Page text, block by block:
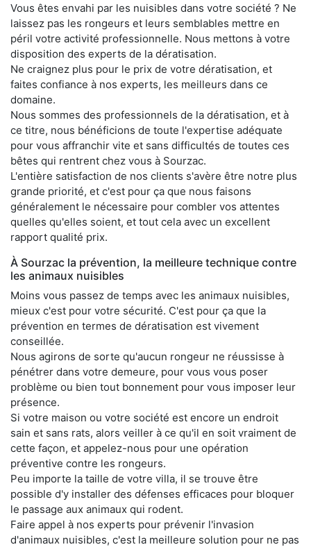
Vous êtes envahi par les nuisibles dans votre société ? Ne
laissez pas les rongeurs et leurs semblables mettre en
péril votre activité professionnelle. Nous mettons à votre
disposition des experts de la dératisation.
Ne craignez plus pour le prix de votre dératisation, et
faites confiance à nos experts, les meilleurs dans ce
domaine.
Nous sommes des professionnels de la dératisation, et à
ce titre, nous bénéficions de toute l'expertise adéquate
pour vous affranchir vite et sans difficultés de toutes ces
bêtes qui rentrent chez vous à Sourzac.
L'entière satisfaction de nos clients s'avère être notre plus
grande priorité, et c'est pour ça que nous faisons
généralement le nécessaire pour combler vos attentes
quelles qu'elles soient, et tout cela avec un excellent
rapport qualité prix.
À Sourzac la prévention, la meilleure technique contre
les animaux nuisibles
Moins vous passez de temps avec les animaux nuisibles,
mieux c'est pour votre sécurité. C'est pour ça que la
prévention en termes de dératisation est vivement
conseillée.
Nous agirons de sorte qu'aucun rongeur ne réussisse à
pénétrer dans votre demeure, pour vous vous poser
problème ou bien tout bonnement pour vous imposer leur
présence.
Si votre maison ou votre société est encore un endroit
sain et sans rats, alors veiller à ce qu'il en soit vraiment de
cette façon, et appelez-nous pour une opération
préventive contre les rongeurs.
Peu importe la taille de votre villa, il se trouve être
possible d'y installer des défenses efficaces pour bloquer
le passage aux animaux qui rodent.
Faire appel à nos experts pour prévenir l'invasion
d'animaux nuisibles, c'est la meilleure solution pour ne pas